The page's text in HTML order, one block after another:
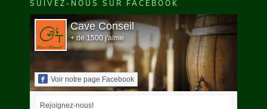
SUIVEZ-NOUS SUR FACEBOOK
Cave Conseil
+ de 1500 j'aime
Voir notre page Facebook
Rejoignez-nous!